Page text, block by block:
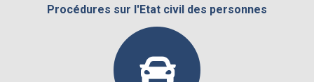
Procédures sur l'Etat civil des personnes